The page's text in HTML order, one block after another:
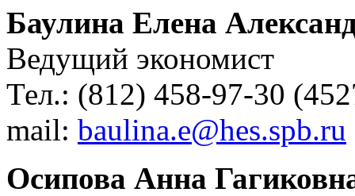
Баулина Елена
Ведущий экономист
Тел.: (812) 458-97-30
mail: baulina.e@hes.spb.ru
Осипова Анна